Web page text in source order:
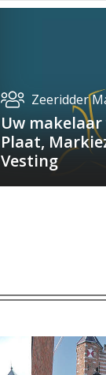
Zeeridder
Uw
Plaat,
Vesting